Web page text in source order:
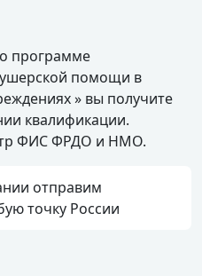
программе
помощи в
» вы получите
квалификации.
ФИС ФРДО и НМО.
отправим
точку России